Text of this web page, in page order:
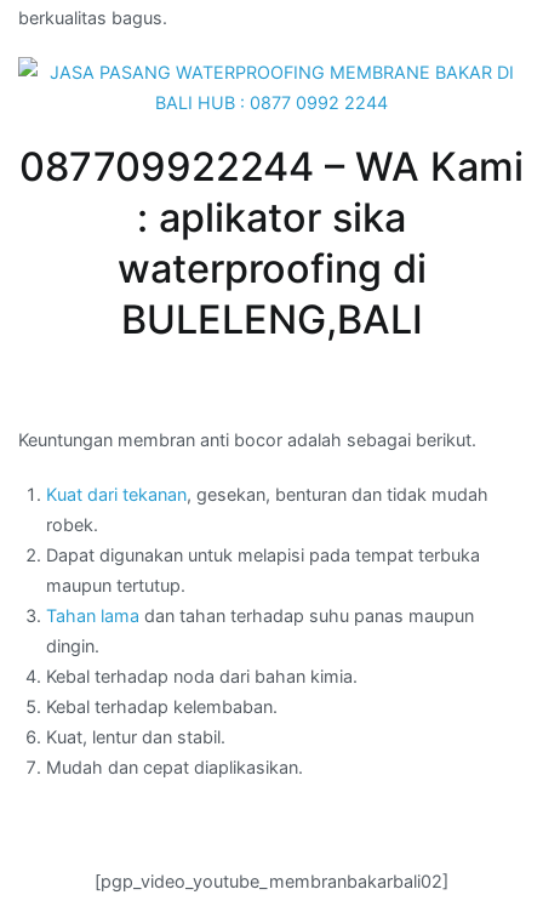
berkualitas bagus.
087709922244 – WA Kami
: aplikator sika
waterproofing di
BULELENG,BALI
Keuntungan membran anti bocor adalah sebagai berikut.
Kuat dari tekanan, gesekan, benturan dan tidak mudah
robek.
Dapat digunakan untuk melapisi pada tempat terbuka
maupun tertutup.
Tahan lama dan tahan terhadap suhu panas maupun
dingin.
Kebal terhadap noda dari bahan kimia.
Kebal terhadap kelembaban.
Kuat, lentur dan stabil.
Mudah dan cepat diaplikasikan.
[pgp_video_youtube_membranbakarbali02]